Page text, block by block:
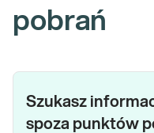
pobrań
Szukasz
spoza punktów